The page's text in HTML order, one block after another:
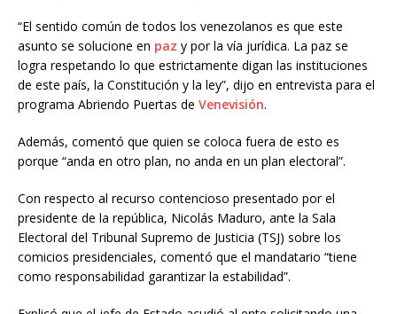
“El sentido común de todos los venezolanos es que este
asunto se solucione en paz y por la vía jurídica. La paz se
logra respetando lo que estrictamente digan las instituciones
de este país, la Constitución y la ley”, dijo en entrevista para el
programa Abriendo Puertas de Venevisión.
Además, comentó que quien se coloca fuera de esto es
porque “anda en otro plan, no anda en un plan electoral”.
Con respecto al recurso contencioso presentado por el
presidente de la república, Nicolás Maduro, ante la Sala
Electoral del Tribunal Supremo de Justicia (TSJ) sobre los
comicios presidenciales, comentó que el mandatario “tiene
como responsabilidad garantizar la estabilidad”.